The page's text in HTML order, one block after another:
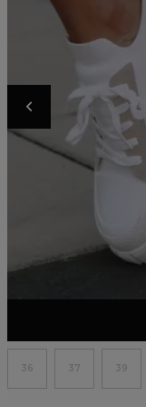
36 37 39